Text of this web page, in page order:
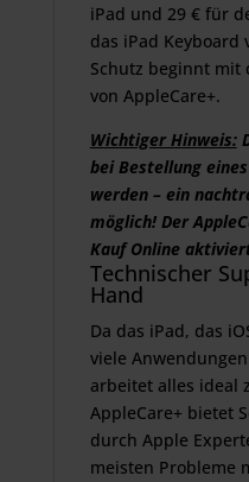
iPad und 29 € für
das iPad Keyboard
Schutz beginnt mit
von AppleCare+.
Wichtiger Hinweis:
bei Bestellung
werden – ein
möglich! Der
Kauf Online
Technischer
Hand
Da das iPad, das
viele
arbeitet alles ideal
AppleCare+ bietet
durch Apple
meisten Probleme